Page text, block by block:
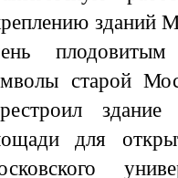
зданий
старой
для